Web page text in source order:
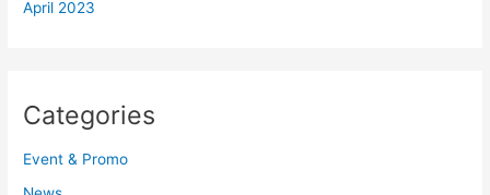
April 2023
Categories
Event & Promo